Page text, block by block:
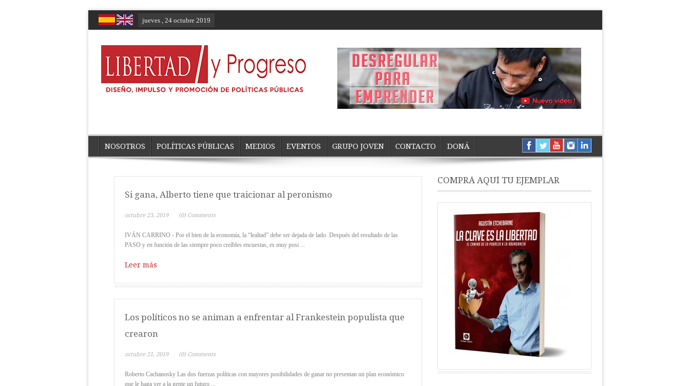
jueves , 24 octubre 2019
NOSOTROS POLÍTICAS PÚBLICAS MEDIOS EVENTOS GRUPO JOVEN CONTACTO DONÁ
Si gana, Alberto tiene que traicionar al peronismo
octubre 23, 2019 (0) Comments
IVÁN CARRINO - Por el bien de la economía, la “lealtad” debe ser dejada de lado. Después del resultado de las
PASO y en función de las siempre poco creíbles encuestas, es muy posi ...
Leer más
Los políticos no se animan a enfrentar al Frankestein populista que
crearon
octubre 21, 2019 (0) Comments
Roberto Cachanosky Las dos fuerzas políticas con mayores posibilidades de ganar no presentan un plan económico
que le haga ver a la gente un futuro ...
COMPRÁ AQUÍ TU EJEMPLAR